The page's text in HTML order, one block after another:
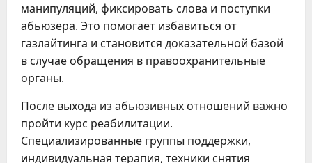
манипуляций, фиксировать слова и поступки
абьюзера. Это помогает избавиться от
газлайтинга и становится доказательной базой
в случае обращения в правоохранительные
органы.
После выхода из абьюзивных отношений важно
пройти курс реабилитации.
Специализированные группы поддержки,
индивидуальная терапия, техники снятия